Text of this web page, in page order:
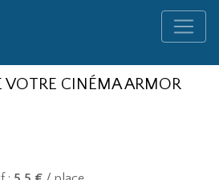
VOTRE CINÉMA ARMOR